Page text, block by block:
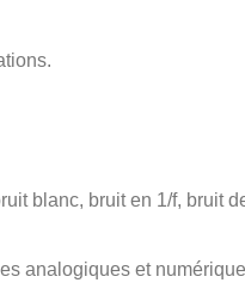
blanc, bruit en 1/f, bruit
analogiques et